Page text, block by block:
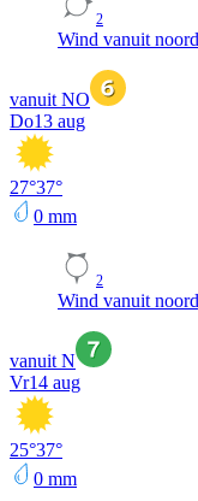
2
Wind vanuit
vanuit NO
Do13 aug
27°37°
0 mm
2
Wind vanuit
vanuit N
Vr14 aug
25°37°
0 mm